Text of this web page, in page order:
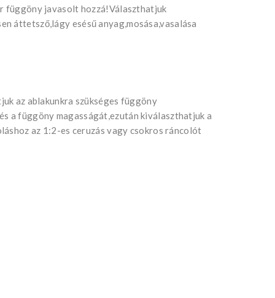
függöny javasolt hozzá!Választhatjuk
áttetsző,lágy esésű anyag,mosása,vasalása
az ablakunkra szükséges függöny
a függöny magasságát,ezután kiválaszthatjuk a
az 1:2-es ceruzás vagy csokros ráncolót